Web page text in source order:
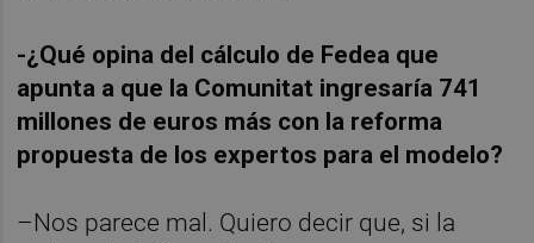
-¿Qué opina del cálculo de Fedea que
apunta a que la Comunitat ingresaría 741
millones de euros más con la reforma
propuesta de los expertos para el modelo?
–Nos parece mal. Quiero decir que, si la